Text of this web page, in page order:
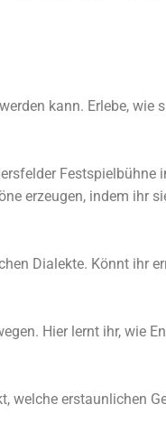
kann. Erlebe, wie
Festspielbühne
erzeugen, indem ihr
Dialekte. Könnt ihr
Hier lernt ihr, wie
welche erstaunlichen